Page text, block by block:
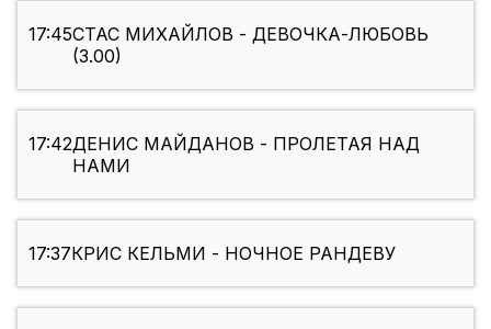
17:45СТАС МИХАЙЛОВ - ДЕВОЧКА-ЛЮБОВЬ
(3.00)
17:42ДЕНИС МАЙДАНОВ - ПРОЛЕТАЯ НАД
НАМИ
17:37КРИС КЕЛЬМИ - НОЧНОЕ РАНДЕВУ